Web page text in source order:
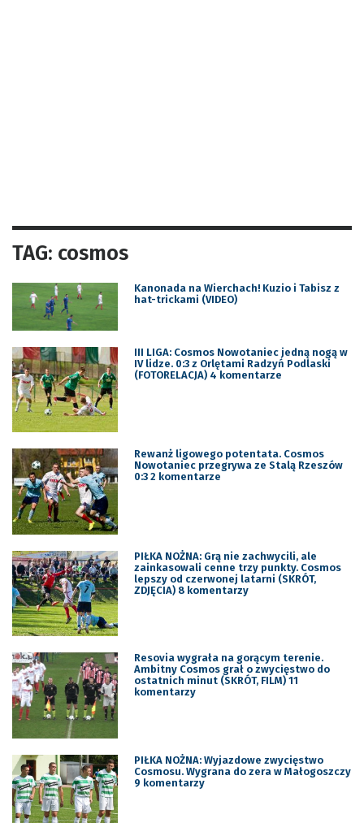
TAG: cosmos
Kanonada na Wierchach! Kuzio i Tabisz z
hat-trickami (VIDEO)
III LIGA: Cosmos Nowotaniec jedną nogą w
IV lidze. 0:3 z Orlętami Radzyń Podlaski
(FOTORELACJA) 4 komentarze
Rewanż ligowego potentata. Cosmos
Nowotaniec przegrywa ze Stalą Rzeszów
0:3 2 komentarze
PIŁKA NOŻNA: Grą nie zachwycili, ale
zainkasowali cenne trzy punkty. Cosmos
lepszy od czerwonej latarni (SKRÓT,
ZDJĘCIA) 8 komentarzy
Resovia wygrała na gorącym terenie.
Ambitny Cosmos grał o zwycięstwo do
ostatnich minut (SKRÓT, FILM) 11
komentarzy
PIŁKA NOŻNA: Wyjazdowe zwycięstwo
Cosmosu. Wygrana do zera w Małogoszczy
9 komentarzy